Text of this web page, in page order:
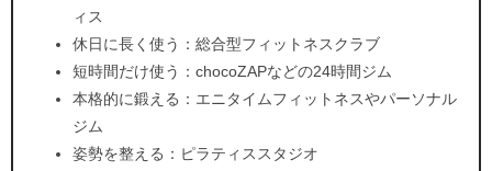
ィス
休日に長く使う：総合型フィットネスクラブ
短時間だけ使う：chocoZAPなどの24時間ジム
本格的に鍛える：エニタイムフィットネスやパーソナル
ジム
姿勢を整える：ピラティススタジオ